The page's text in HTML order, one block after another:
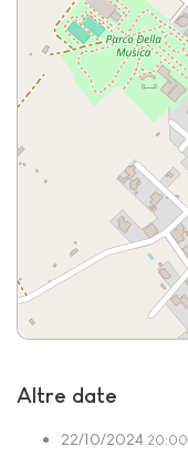
Altre date
22/10/2024 20:00